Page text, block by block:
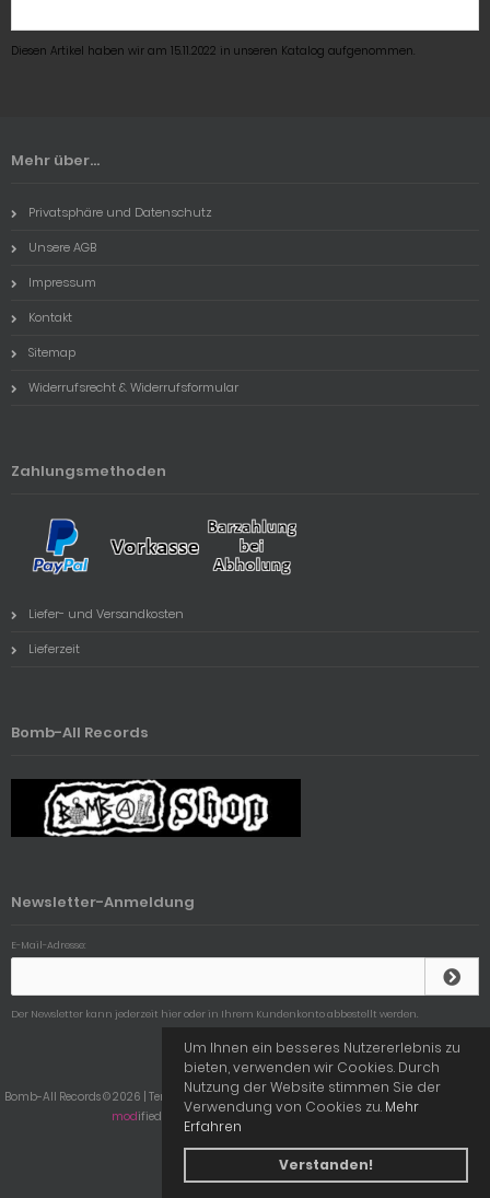
Diesen Artikel haben wir am 15.11.2022 in unseren Katalog aufgenommen.
Mehr über...
Privatsphäre und Datenschutz
Unsere AGB
Impressum
Kontakt
Sitemap
Widerrufsrecht & Widerrufsformular
Zahlungsmethoden
Liefer- und Versandkosten
Lieferzeit
Bomb-All Records
Newsletter-Anmeldung
E-Mail-Adresse:
Der Newsletter kann jederzeit hier oder in Ihrem Kundenkonto abbestellt werden.
Bomb-All Records © 2026 | Template © 2009-2026 bymodified eCommerce Shopsoftware
modified eCommerce Shopsoftware © 2009-2026
Um Ihnen ein besseres Nutzererlebnis zu
bieten, verwenden wir Cookies. Durch
Nutzung der Website stimmen Sie der
Verwendung von Cookies zu. Mehr
Erfahren
Verstanden!